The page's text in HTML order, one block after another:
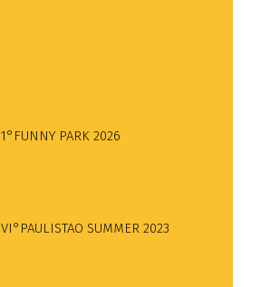
1°FUNNY PARK 2026
VI°PAULISTAO SUMMER 2023